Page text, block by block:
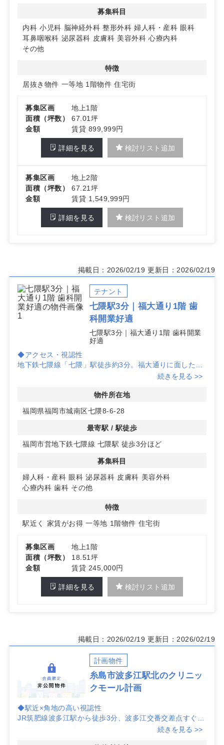
◆多科目展開との相性
外科・内科・胃腸科に加えてリハビリにも対応していた経
緯から、幅広いニーズに応じた診療メニュー設計がしやす
い構成。導線最適化で再来院を促し、安定的な集患力の強
化につなげやすい物件です。
詳細はお問い合わせください。
募集科目
内科 小児科 脳神経外科 整形外科 婦人科・産科 眼科
耳鼻咽喉科 泌尿器科 皮膚科 美容外科 心療内科
その他
特徴
居抜き物件 一等地 1階物件 住宅街
募集区画
地上1階
面積（坪数）
67.01坪
金額
賃貸 899,999円
詳細を見る 検討リスト追加
募集区画
地上2階
面積（坪数）
67.21坪
金額
賃貸 1,549,999円
詳細を見る 検討リスト追加
掲載日：2026/02/19 更新日：2026/02/19
テナント
七隈駅3分｜福大通り1階 歯
科開業好適
七隈駅3分｜福大通り1階 歯科開業
好適
◆アクセス・視認性
地下鉄七隈線「七隈」駅徒歩約3分。福大通りに面した1
階路面で、通行者の目に留まりやすい立地。駅至近の利便
に寄与が期待できます。
◆歯科クリニックに適した規模感
約18坪のコンパクトサイズは、動線を意識した診療室・
待合・バックヤードの配置検討がしやすく、内装計画と設
備投資のバランスを取りやすい点が魅力です。1階路面の
◆コストと希少性
希少性の高い福大通りの1階路面という条件に加え、賃料
トしやすい点が評価できます。エリア内でも比較対象が少
詳細はお問い合わせください。
続きを見る >>
物件所在地
福岡県福岡市城南区七隈8-6-28
最寄駅 / 駅徒歩
福岡市営地下鉄七隈線 七隈駅 徒歩3分ほど
募集科目
婦人科・産科 眼科 泌尿器科 皮膚科 美容外科
心療内科 歯科 その他
特徴
駅近く
家賃がお得 一等地 1階物件 住宅街
募集区画
地上1階
面積（坪数）
18.51坪
金額
賃貸 245,000円
詳細を見る 検討リスト追加
掲載日：2026/02/19 更新日：2026/02/19
計画物件
糸島市波多江駅北のクリニッ
クモール計画
◆駅近×角地の高い視認性
JR筑肥線波多江駅から徒歩3分、波多江交番交差点すぐの
角地。福岡市と糸島市を結ぶ生活・メイン道路沿いで、歩
続きを見る >>